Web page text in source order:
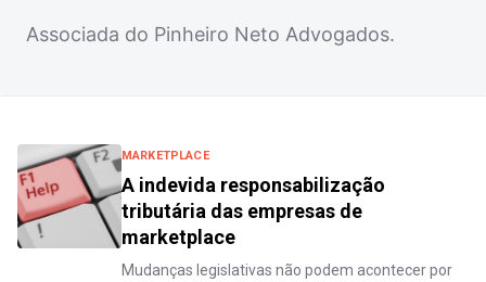
Associada do Pinheiro Neto Advogados.
MARKETPLACE
A indevida responsabilização
tributária das empresas de
marketplace
Mudanças legislativas não podem acontecer por